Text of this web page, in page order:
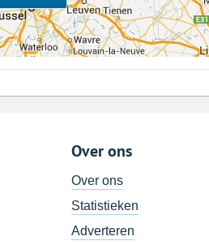
Over ons
Over ons
Statistieken
Adverteren